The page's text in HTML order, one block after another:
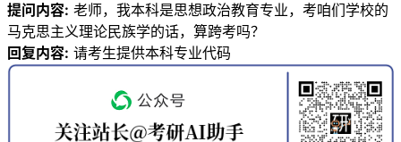
提问内容: 老师，我本科是思想政治教育专业，考咱们学校的
马克思主义理论民族学的话，算跨考吗？
回复内容: 请考生提供本科专业代码